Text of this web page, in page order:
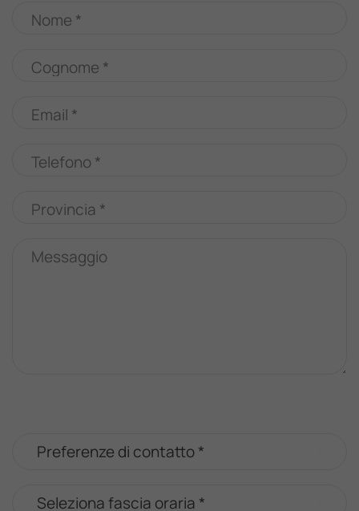
Nome *
Cognome *
Email *
Telefono *
Provincia *
Messaggio